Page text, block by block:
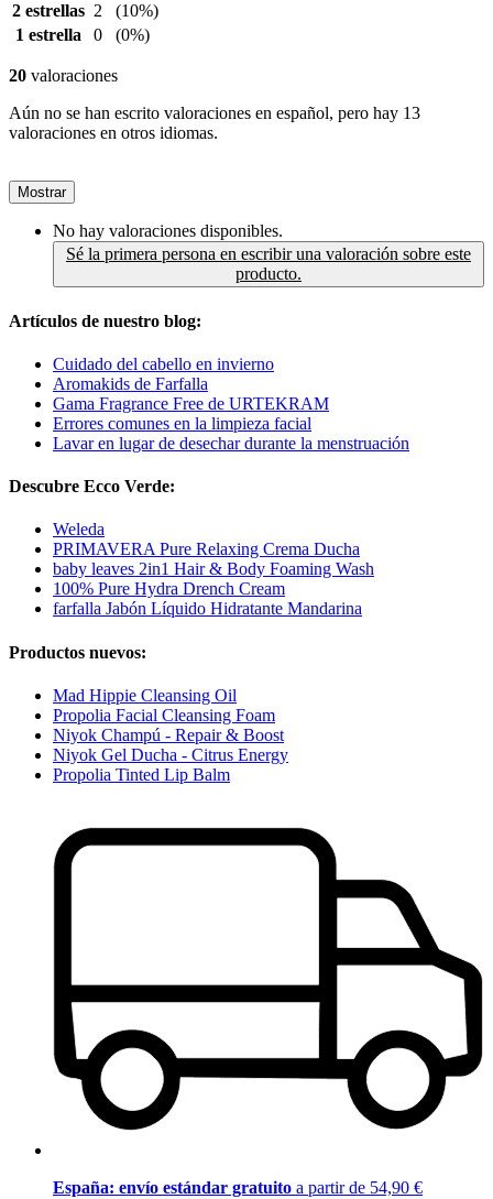
2 estrellas 2
(10%)
1 estrella
0 (0%)
20 valoraciones
Aún no se han escrito valoraciones en español, pero hay 13
valoraciones en otros idiomas.
Mostrar
No hay valoraciones disponibles.
Sé la primera persona en escribir una valoración sobre este
producto.
Artículos de nuestro blog:
Cuidado del cabello en invierno
Aromakids de Farfalla
Gama Fragrance Free de URTEKRAM
Errores comunes en la limpieza facial
Lavar en lugar de desechar durante la menstruación
Descubre Ecco Verde:
Weleda
PRIMAVERA Pure Relaxing Crema Ducha
baby leaves 2in1 Hair & Body Foaming Wash
100% Pure Hydra Drench Cream
farfalla Jabón Líquido Hidratante Mandarina
Productos nuevos:
Mad Hippie Cleansing Oil
Propolia Facial Cleansing Foam
Niyok Champú - Repair & Boost
Niyok Gel Ducha - Citrus Energy
Propolia Tinted Lip Balm
España: envío estándar gratuito a partir de 54,90 €